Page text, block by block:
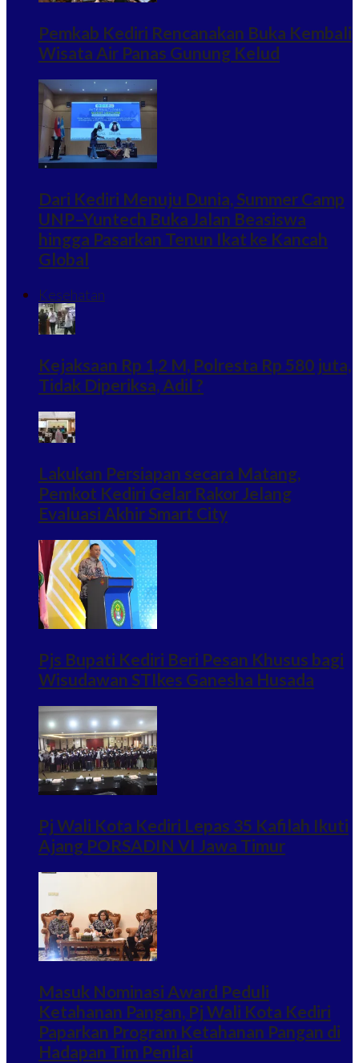
Pemkab Kediri Rencanakan Buka Kembali
Wisata Air Panas Gunung Kelud
Dari Kediri Menuju Dunia, Summer Camp
UNP–Yuntech Buka Jalan Beasiswa
hingga Pasarkan Tenun Ikat ke Kancah
Global
Kesehatan
Kejaksaan Rp 1,2 M, Polresta Rp 580 juta,
Tidak Diperiksa, Adil ?
Lakukan Persiapan secara Matang,
Pemkot Kediri Gelar Rakor Jelang
Evaluasi Akhir Smart City
Pjs Bupati Kediri Beri Pesan Khusus bagi
Wisudawan STIkes Ganesha Husada
Pj Wali Kota Kediri Lepas 35 Kafilah Ikuti
Ajang PORSADIN VI Jawa Timur
Masuk Nominasi Award Peduli
Ketahanan Pangan, Pj Wali Kota Kediri
Paparkan Program Ketahanan Pangan di
Hadapan Tim Penilai